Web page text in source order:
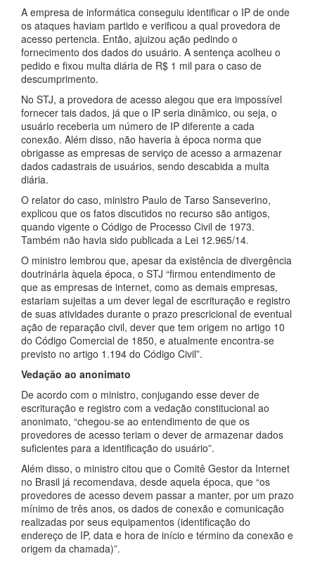
A empresa de informática conseguiu identificar o IP de onde
os ataques haviam partido e verificou a qual provedora de
acesso pertencia. Então, ajuizou ação pedindo o
fornecimento dos dados do usuário. A sentença acolheu o
pedido e fixou multa diária de R$ 1 mil para o caso de
descumprimento.
No STJ, a provedora de acesso alegou que era impossível
fornecer tais dados, já que o IP seria dinâmico, ou seja, o
usuário receberia um número de IP diferente a cada
conexão. Além disso, não haveria à época norma que
obrigasse as empresas de serviço de acesso a armazenar
dados cadastrais de usuários, sendo descabida a multa
diária.
O relator do caso, ministro Paulo de Tarso Sanseverino,
explicou que os fatos discutidos no recurso são antigos,
quando vigente o Código de Processo Civil de 1973.
Também não havia sido publicada a Lei 12.965/14.
O ministro lembrou que, apesar da existência de divergência
doutrinária àquela época, o STJ “firmou entendimento de
que as empresas de internet, como as demais empresas,
estariam sujeitas a um dever legal de escrituração e registro
de suas atividades durante o prazo prescricional de eventual
ação de reparação civil, dever que tem origem no artigo 10
do Código Comercial de 1850, e atualmente encontra-se
previsto no artigo 1.194 do Código Civil”.
Vedação ao anonimato
De acordo com o ministro, conjugando esse dever de
escrituração e registro com a vedação constitucional ao
anonimato, “chegou-se ao entendimento de que os
provedores de acesso teriam o dever de armazenar dados
suficientes para a identificação do usuário”.
Além disso, o ministro citou que o Comitê Gestor da Internet
no Brasil já recomendava, desde aquela época, que “os
provedores de acesso devem passar a manter, por um prazo
mínimo de três anos, os dados de conexão e comunicação
realizadas por seus equipamentos (identificação do
endereço de IP, data e hora de início e término da conexão e
origem da chamada)”.